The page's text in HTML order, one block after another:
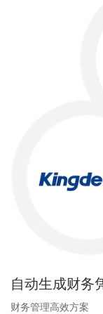
自动生成财务
财务管理高效方案